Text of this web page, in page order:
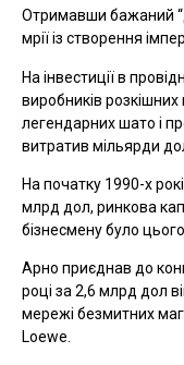
Отримавши бажаний
мрії із створення
На інвестиції в
виробників
легендарних шато і
витратив мільярди
На початку 1990-х
млрд дол, ринкова
бізнесмену було
Арно приєднав до
році за 2,6 млрд дол
мережі безмитних
Loewe.